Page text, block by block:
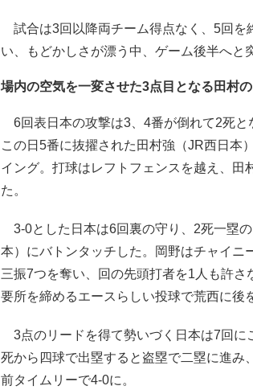
試合は3回以降両チーム得点なく、5回を
い、もどかしさが漂う中、ゲーム後半へと
場内の空気を一変させた3点目となる田村
6回表日本の攻撃は3、4番が倒れて2死と
この日5番に抜擢された田村強（JR西日本
イング。打球はレフトフェンスを越え、田
た。
3-0とした日本は6回裏の守り、2死一塁
本）にバトンタッチした。岡野はチャイニ
三振7つを奪い、回の先頭打者を1人も許
要所を締めるエースらしい投球で荒西に後
3点のリードを得て勢いづく日本は7回に
死から四球で出塁すると盗塁で二塁に進
前タイムリーで4-0に。